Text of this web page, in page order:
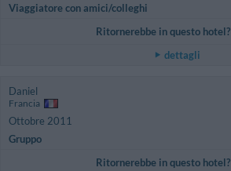
Viaggiatore con amici/colleghi
Ritornerebbe in questo hotel?
dettagli
Daniel
Francia
Ottobre 2011
Gruppo
Ritornerebbe in questo hotel?